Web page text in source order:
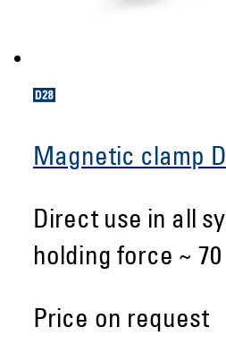
Magnetic clamp
Direct use in all
holding force ~ 70
Price on request